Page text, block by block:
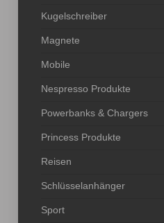
Kugelschreiber
Magnete
Mobile
Nespresso Produkte
Powerbanks & Chargers
Princess Produkte
Reisen
Schlüsselanhänger
Sport